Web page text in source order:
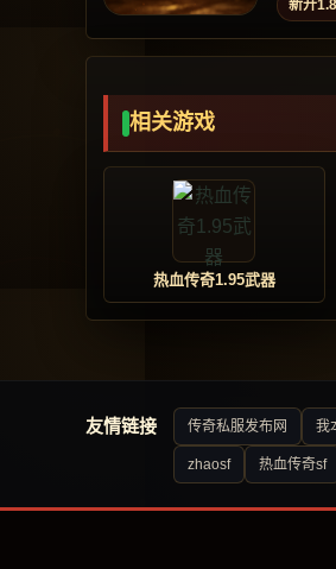
新开
相关游戏
热血传奇1.95武器
友情链接 传奇私服发布网 我
zhaosf 热血传奇sf